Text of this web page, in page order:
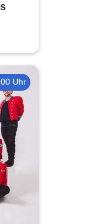
Uhr